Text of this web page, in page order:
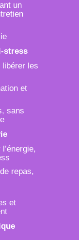
un
stress
libérer les
et
sans
repas,
et